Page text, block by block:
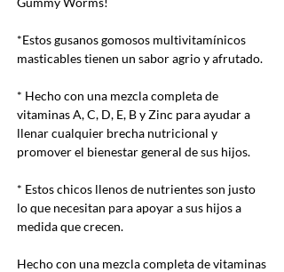
*Estos gusanos gomosos multivitamínicos
masticables tienen un sabor agrio y afrutado.
* Hecho con una mezcla completa de
vitaminas A, C, D, E, B y Zinc para ayudar a
llenar cualquier brecha nutricional y
promover el bienestar general de sus hijos.
* Estos chicos llenos de nutrientes son justo
lo que necesitan para apoyar a sus hijos a
medida que crecen.
Hecho con una mezcla completa de vitaminas